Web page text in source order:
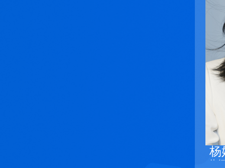
构、并行算法和系统研
扩展的存储系统结构及
的扩展机制，发展了存
展性理论与方法,在国内
并成功应用集群架构高
机,在国产神威太湖之光
杨
执